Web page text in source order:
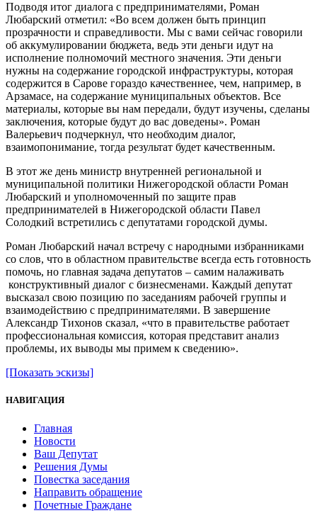
Подводя итог диалога с предпринимателями, Роман
Любарский отметил: «Во всем должен быть принцип
прозрачности и справедливости. Мы с вами сейчас говорили
об аккумулировании бюджета, ведь эти деньги идут на
исполнение полномочий местного значения. Эти деньги
нужны на содержание городской инфраструктуры, которая
содержится в Сарове гораздо качественнее, чем, например, в
Арзамасе, на содержание муниципальных объектов. Все
материалы, которые вы нам передали, будут изучены, сделаны
заключения, которые будут до вас доведены». Роман
Валерьевич подчеркнул, что необходим диалог,
взаимопонимание, тогда результат будет качественным.
В этот же день министр внутренней региональной и
муниципальной политики Нижегородской области Роман
Любарский и уполномоченный по защите прав
предпринимателей в Нижегородской области Павел
Солодкий встретились с депутатами городской думы.
Роман Любарский начал встречу с народными избранниками
со слов, что в областном правительстве всегда есть готовность
помочь, но главная задача депутатов – самим налаживать
конструктивный диалог с бизнесменами. Каждый депутат
высказал свою позицию по заседаниям рабочей группы и
взаимодействию с предпринимателями. В завершение
Александр Тихонов сказал, «что в правительстве работает
профессиональная комиссия, которая представит анализ
проблемы, их выводы мы примем к сведению».
[Показать эскизы]
НАВИГАЦИЯ
Главная
Новости
Ваш Депутат
Решения Думы
Повестка заседания
Направить обращение
Почетные Граждане